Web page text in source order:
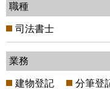
職種
司法書士
業務
建物登記 分筆登